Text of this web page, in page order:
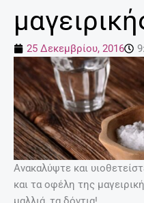
25 Δεκεμβρίου, 2016
Ανακαλύψτε και
και τα οφέλη της